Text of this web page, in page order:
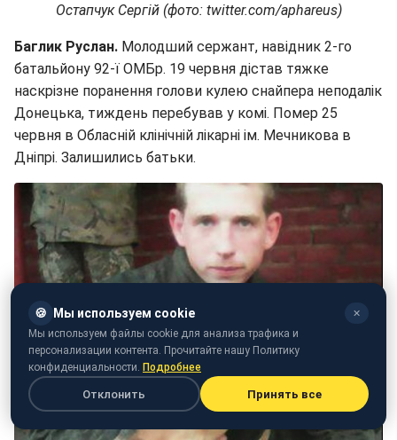
Остапчук Сергій (фото: twitter.com/aphareus)
Баглик Руслан. Молодший сержант, навідник 2-го
батальйону 92-ї ОМБр. 19 червня дістав тяжке
наскрізне поранення голови кулею снайпера неподалік
Донецька, тиждень перебував у комі. Помер 25
червня в Обласній клінічній лікарні ім. Мечникова в
Дніпрі. Залишились батьки.
🍪 Мы используем cookie ✕
Мы используем файлы cookie для анализа трафика и
персонализации контента. Прочитайте нашу Политику
конфиденциальности. Подробнее
Отклонить Принять все